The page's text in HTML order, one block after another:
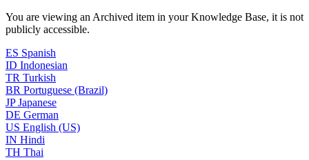
You are viewing an Archived item in your Knowledge Base, it is not
publicly accessible.
ES Spanish
ID Indonesian
TR Turkish
BR Portuguese (Brazil)
JP Japanese
DE German
US English (US)
IN Hindi
TH Thai